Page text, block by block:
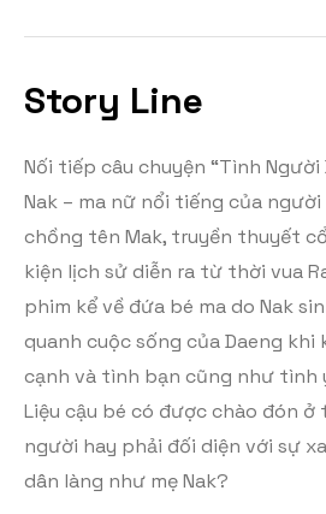
Story Line
Nối tiếp câu chuyện “Tình Người
Nak – ma nữ nổi tiếng của
chồng tên Mak, truyền thuyết
kiện lịch sử diễn ra từ thời vua
phim kể về đứa bé ma do Nak
quanh cuộc sống của Daeng khi
cạnh và tình bạn cũng như tình
Liệu cậu bé có được chào đón ở
người hay phải đối diện với sự
dân làng như mẹ Nak?